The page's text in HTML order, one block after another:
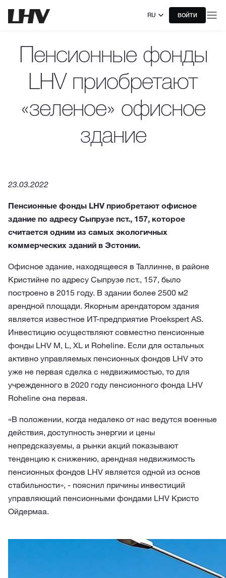
RU ВОЙТИ
Пенсионные фонды
LHV приобретают
«зеленое» офисное
здание
23.03.2022
Пенсионные фонды LHV приобретают офисное
здание по адресу Сыпрузе пст., 157, которое
считается одним из самых экологичных
коммерческих зданий в Эстонии.
Офисное здание, находящееся в Таллинне, в районе
Кристийне по адресу Сыпрузе пст., 157, было
построено в 2015 году. В здании более 2500 м2
арендной площади. Якорным арендатором здания
является известное ИТ-предприятие Proekspert AS.
Инвестицию осуществляют совместно пенсионные
фонды LHV M, L, XL и Roheline. Если для остальных
активно управляемых пенсионных фондов LHV это
уже не первая сделка с недвижимостью, то для
учрежденного в 2020 году пенсионного фонда LHV
Roheline она первая.
«В положении, когда недалеко от нас ведутся военные
действия, доступность энергии и цены
непредсказуемы, а рынки акций показывают
тенденцию к снижению, арендная недвижимость
пенсионных фондов LHV является одной из основ
стабильности», - пояснил причины инвестиций
управляющий пенсионными фондами LHV Кристо
Ойдермаа.